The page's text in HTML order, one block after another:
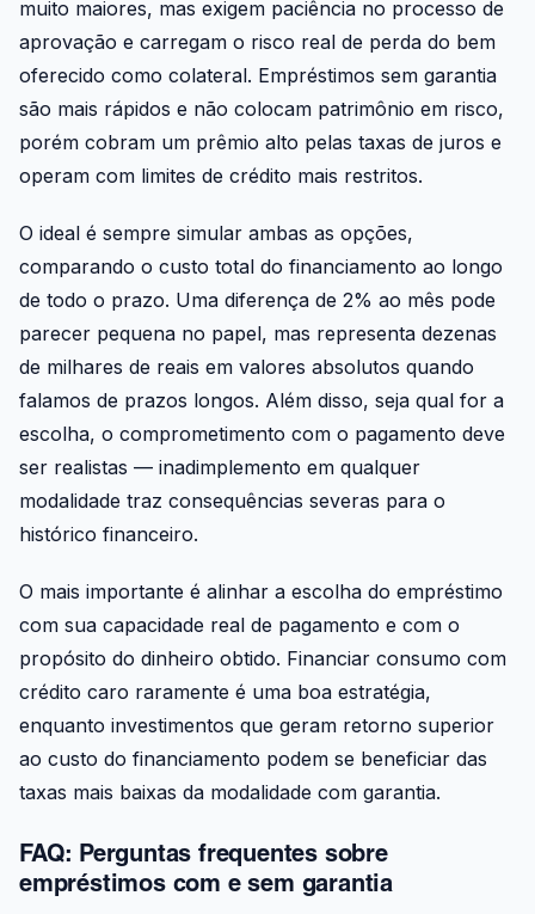
muito maiores, mas exigem paciência no processo de
aprovação e carregam o risco real de perda do bem
oferecido como colateral. Empréstimos sem garantia
são mais rápidos e não colocam patrimônio em risco,
porém cobram um prêmio alto pelas taxas de juros e
operam com limites de crédito mais restritos.
O ideal é sempre simular ambas as opções,
comparando o custo total do financiamento ao longo
de todo o prazo. Uma diferença de 2% ao mês pode
parecer pequena no papel, mas representa dezenas
de milhares de reais em valores absolutos quando
falamos de prazos longos. Além disso, seja qual for a
escolha, o comprometimento com o pagamento deve
ser realistas — inadimplemento em qualquer
modalidade traz consequências severas para o
histórico financeiro.
O mais importante é alinhar a escolha do empréstimo
com sua capacidade real de pagamento e com o
propósito do dinheiro obtido. Financiar consumo com
crédito caro raramente é uma boa estratégia,
enquanto investimentos que geram retorno superior
ao custo do financiamento podem se beneficiar das
taxas mais baixas da modalidade com garantia.
FAQ: Perguntas frequentes sobre
empréstimos com e sem garantia